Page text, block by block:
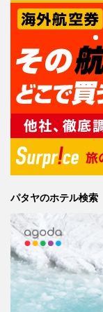
パタヤのホテル検索